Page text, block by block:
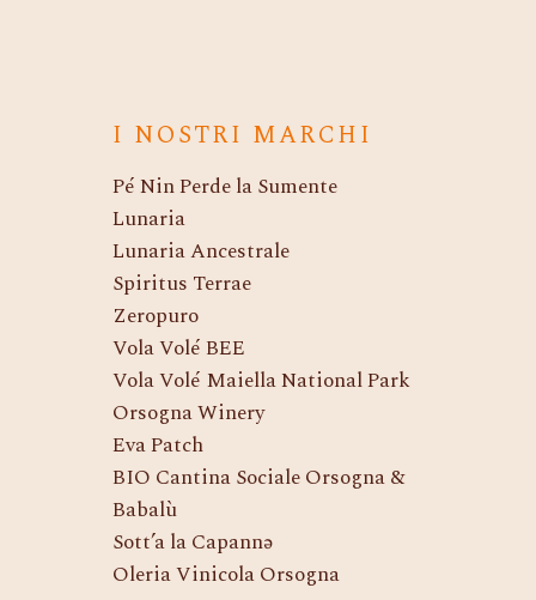
I NOSTRI MARCHI
Pé Nin Perde la Sumente
Lunaria
Lunaria Ancestrale
Spiritus Terrae
Zeropuro
Vola Volé BEE
Vola Volé Maiella National Park
Orsogna Winery
Eva Patch
BIO Cantina Sociale Orsogna &
Babalù
Sott’a la Capannə
Oleria Vinicola Orsogna